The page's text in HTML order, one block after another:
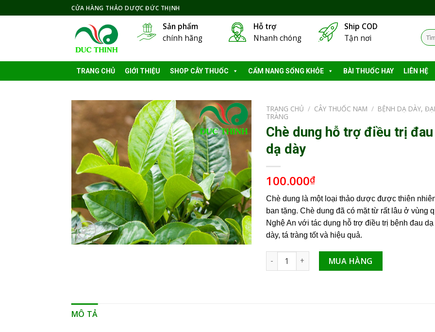
to
CỬA HÀNG THẢO DƯỢC ĐỨC THỊNH
Sản phẩm
chính hãng
Hỗ trợ
Nhanh chóng
Ship COD
Tận nơi
Tìm
kiếm:
TRANG CHỦ GIỚI THIỆU SHOP CÂY THUỐC CẨM NANG SỐNG KHỎE BÀI THUỐC HAY LIÊN HỆ
TRANG CHỦ / CÂY THUỐC NAM / BỆNH DẠ DÀY,
TRÀNG
Chè dung hỗ trợ điều trị đau
dạ dày
100.000₫
Chè dung là một loại thảo dược được thiên
ban tặng. Chè dung đã có mặt từ rất lâu ở vùng
Nghệ An với tác dụng hỗ trợ điều trị bệnh đau dạ
dày, tá tràng tốt và hiệu quả.
Chè dung hỗ trợ điều trị đau dạ dày số lượng
MUA HÀNG
MÔ TẢ